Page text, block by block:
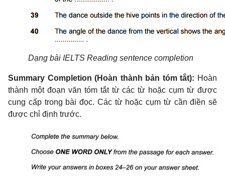
Dạng bài IELTS Reading sentence completion
Summary Completion (Hoàn thành bản tóm tắt): Hoàn
thành một đoạn văn tóm tắt từ các từ hoặc cụm từ được
cung cấp trong bài đọc. Các từ hoặc cụm từ cần điền sẽ
được chỉ định trước.